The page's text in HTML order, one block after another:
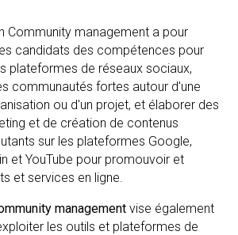
Community management a pour
candidats des compétences pour
plateformes de réseaux sociaux,
communautés fortes autour d'une
ou d'un projet, et élaborer des
et de création de contenus
sur les plateformes Google,
et YouTube pour promouvoir et
et services en ligne.
management vise également
les outils et plateformes de